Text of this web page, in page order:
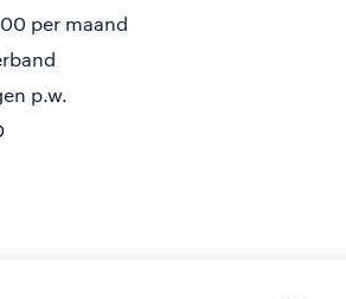
per maand
p.w.